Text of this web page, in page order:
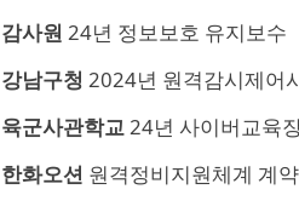
감사원 24년 정보보호 유지보수
강남구청 2024년 원격감시제어
육군사관학교24년 사이버교육
한화오션 원격정비지원체계 계약